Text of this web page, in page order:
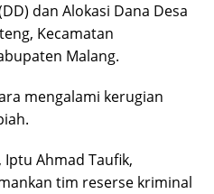
dan Alokasi Dana Desa
Kecamatan
Malang.
mengalami kerugian
Ahmad Taufik,
tim reserse kriminal